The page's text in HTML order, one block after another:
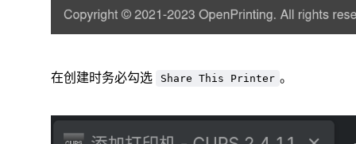
在创建时务必勾选 Share This Printer 。